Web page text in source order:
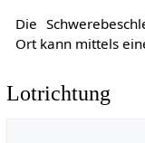
Die
Ort kann mittels
Lotrichtung